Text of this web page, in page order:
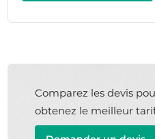
Comparez les devis
obtenez le meilleur